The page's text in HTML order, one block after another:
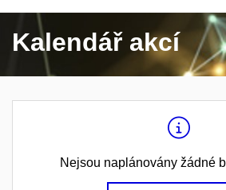
Kalendář akcí
Nejsou naplánovány žádné